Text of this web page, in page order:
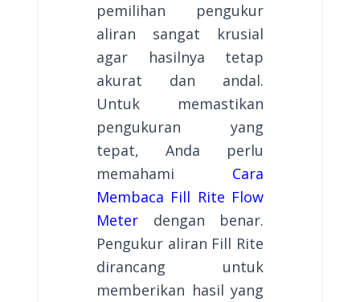
pemilihan pengukur
aliran sangat krusial
agar hasilnya tetap
akurat dan andal.
Untuk memastikan
pengukuran yang
tepat, Anda perlu
memahami Cara
Membaca Fill Rite Flow
Meter dengan benar.
Pengukur aliran Fill Rite
dirancang untuk
memberikan hasil yang